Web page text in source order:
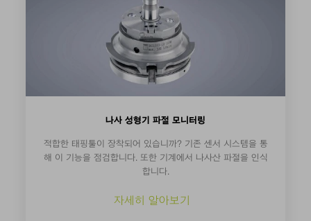
나사 성형기 파절 모니터링
적합한 태핑툴이 장착되어 있습니까? 기존 센서 시스템을 통
해 이 기능을 점검합니다. 또한 기계에서 나사산 파절을 인식
합니다.
자세히 알아보기